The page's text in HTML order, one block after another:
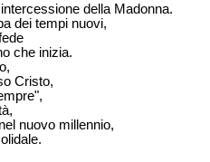
della Madonna.
dei tempi nuovi,
che inizia.
Cristo,
nuovo millennio,